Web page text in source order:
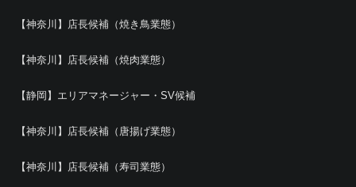
【神奈川】店長候補（焼き鳥業態）
【神奈川】店長候補（焼肉業態）
【静岡】エリアマネージャー・SV候補
【神奈川】店長候補（唐揚げ業態）
【神奈川】店長候補（寿司業態）